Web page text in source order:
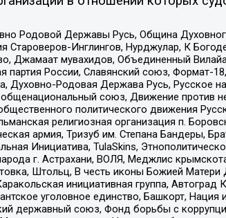
Родовой Державы Русь, Община
Инглингов, Нурджулар, К
Джамаат мувахидов, Объединенный
России, Славянский союз, Формат-
Духовно-Родовая Держава Русь, Русское
союз, Движение против
политического движения
религиозная организация п.
армия, Тризуб им. Степана Бандеры,
Инициатива, TulaSkins,
г. Астрахани, ВОЛЯ, Меджлис
Штольц, В честь иконы Божией
инициативная группа, Автоград
уголовное единство, Башкорт,
державный союз, Фонд борьбы с